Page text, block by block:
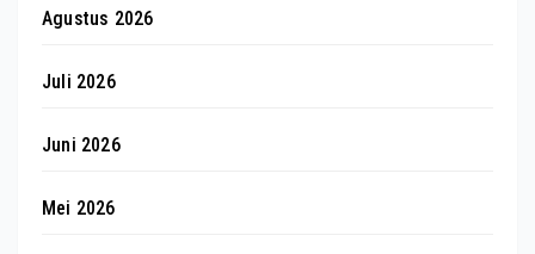
Agustus 2026
Juli 2026
Juni 2026
Mei 2026